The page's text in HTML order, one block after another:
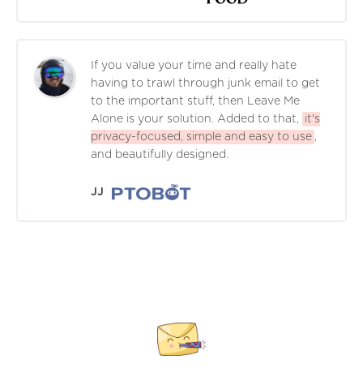
If you value your time and really hate
having to trawl through junk email to get
to the important stuff, then Leave Me
Alone is your solution. Added to that,
it's
privacy-focused, simple and easy to use ,
and beautifully designed.
JJ